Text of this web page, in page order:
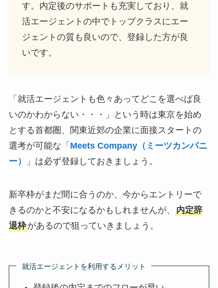
す。内定後のサポートも充実しており、就
活エージェントの中でトップクラスにエー
ジェントの質も良いので、登録した方が良
いです。
「就活エージェントも色々あってどこを選べば良
いのかわからない・・・」という時は東京を始め
とする首都圏、関東近郊の企業に面接スタートの
選考が可能な「 Meets Company（ミーツカンパニ
ー）
」は必ず登録しておきましょう。
新卒枠がまだ間に合うのか、今からエントリーで
きるのかと不安になるかもしれませんが、 内定辞
退枠があるので狙っていきましょう。
就活エージェントを利用するメリット